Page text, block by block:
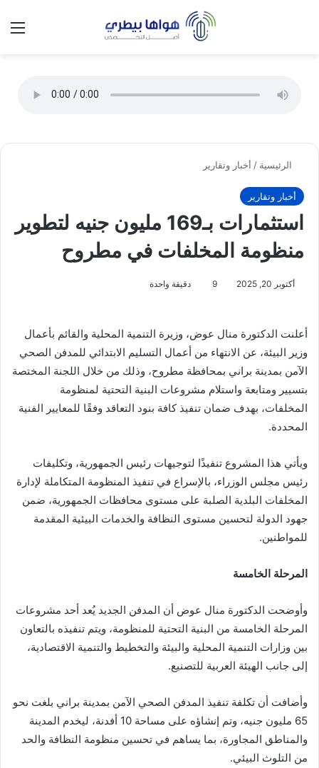
الوضع
الرئيسية / أخبار وتقارير
أخبار وتقارير
استثمارات بـ169 مليون جنيه لتطوير
منظومة المخلفات في مطروح
أكتوبر 20, 2025 9 دقيقة واحدة
أعلنت الدكتورة منال عوض، وزيرة التنمية المحلية والقائم بأعمال
وزير البيئة، عن الانتهاء من أعمال التسليم الابتدائي للمدفن الصحي
الآمن بمدينة براني بمحافظة مطروح، وذلك من خلال اللجنة المختصة
بتسيير ومتابعة واستلام مشروعات البنية التحتية لمنظومة
المخلفات، بهدف ضمان تنفيذ كافة بنود التعاقد وفقًا للمعايير الفنية
المحددة.
ويأتي هذا المشروع تنفيذًا لتوجيهات رئيس الجمهورية، وتكليفات
رئيس مجلس الوزراء، بالإسراع في تنفيذ المنظومة المتكاملة لإدارة
المخلفات البلدية الصلبة على مستوى محافظات الجمهورية، ضمن
جهود الدولة لتحسين مستوى النظافة والخدمات البيئية المقدمة
للمواطنين.
المرحلة الخامسة
وأوضحت الدكتورة منال عوض أن المدفن الجديد يُعد أحد مشروعات
المرحلة الخامسة من البنية التحتية للمنظومة، ويتم تنفيذه بالتعاون
بين وزارات التنمية المحلية والبيئة والتخطيط والتنمية الاقتصادية،
إلى جانب الهيئة العربية للتصنيع.
وأضافت أن تكلفة تنفيذ المدفن الصحي الآمن بمدينة براني بلغت نحو
65 مليون جنيه، وتم إنشاؤه على مساحة 10 أفدنة، ليخدم المدينة
والمناطق المجاورة، بما يساهم في تحسين منظومة النظافة والحد
من التلوث البيئي.